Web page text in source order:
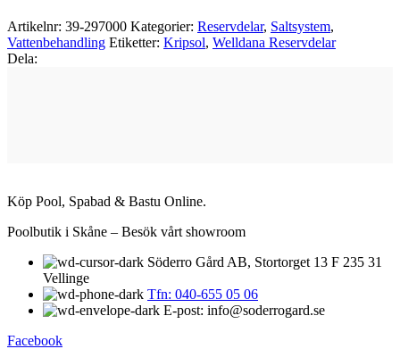
Artikelnr: 39-297000 Kategorier: Reservdelar, Saltsystem,
Vattenbehandling Etiketter: Kripsol, Welldana Reservdelar
Dela:
Köp Pool, Spabad & Bastu Online.
Poolbutik i Skåne – Besök vårt showroom
Söderro Gård AB, Stortorget 13 F 235 31
Vellinge
Tfn: 040-655 05 06
E-post: info@soderrogard.se
Facebook